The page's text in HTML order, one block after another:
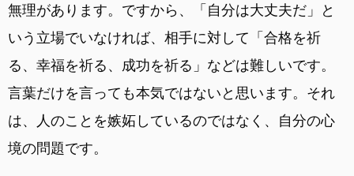
無理があります。ですから、「自分は大丈夫だ」と
いう立場でいなければ、相手に対して「合格を祈
る、幸福を祈る、成功を祈る」などは難しいです。
言葉だけを言っても本気ではないと思います。それ
は、人のことを嫉妬しているのではなく、自分の心
境の問題です。